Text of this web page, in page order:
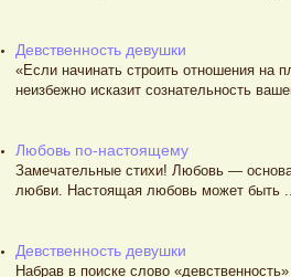
Девственность девушки
«Если начинать строить отношения на
неизбежно исказит сознательность
Любовь по-настоящему
Замечательные стихи! Любовь —
любви. Настоящая любовь может быть ...
Девственность девушки
Набрав в поиске слово